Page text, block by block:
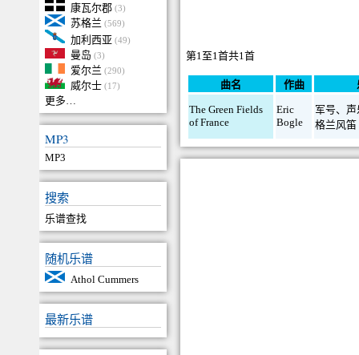
康瓦尔郡 (3)
苏格兰 (569)
加利西亚 (49)
曼岛 (3)
爱尔兰 (290)
威尔士 (17)
更多…
MP3
MP3
搜索
乐谱查找
随机乐谱
Athol Cummers
最新乐谱
第1至1首共1首
曲名 作曲
The Green Fields
of France
Eric
Bogle
军号、
格兰风笛